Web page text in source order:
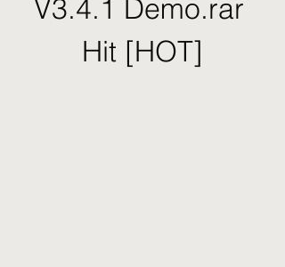
V3.4.1 Demo.rar
Hit [HOT]